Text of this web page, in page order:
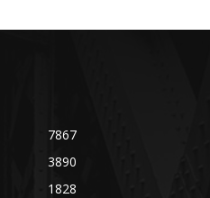
7867
3890
1828